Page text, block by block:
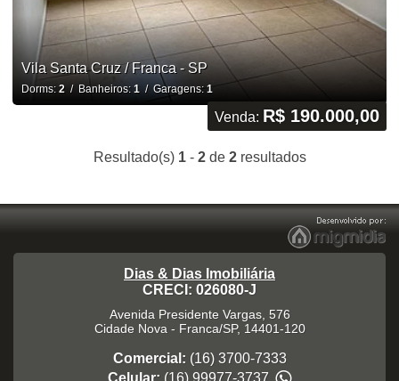
Vila Santa Cruz / Franca - SP
Dorms: 2/ Banheiros: 1/ Garagens: 1
Venda: R$ 190.000,00
Resultado(s) 1- 2de 2resultados
Dias & Dias Imobiliária
CRECI: 026080-J
Avenida Presidente Vargas, 576
Cidade Nova- Franca/SP, 14401-120
Comercial: (16) 3700-7333